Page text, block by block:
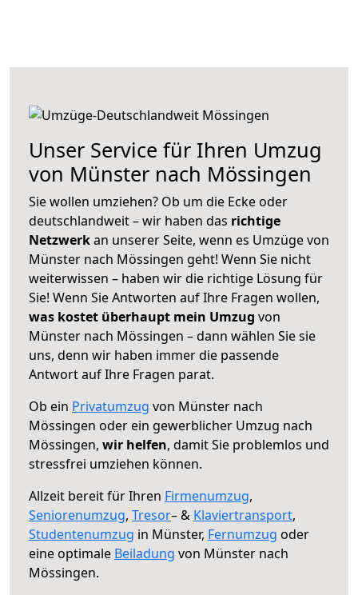
Unser Service für Ihren Umzug
von Münster nach Mössingen
Sie wollen umziehen? Ob um die Ecke oder
deutschlandweit – wir haben das richtige
Netzwerkan unserer Seite, wenn es Umzüge von
Münster nach Mössingen geht! Wenn Sie nicht
weiterwissen – haben wir die richtige Lösung für
Sie! Wenn Sie Antworten auf Ihre Fragen wollen,
was kostet überhaupt mein Umzug von
Münster nach Mössingen – dann wählen Sie sie
uns, denn wir haben immer die passende
Antwort auf Ihre Fragen parat.
Ob ein Privatumzug von Münster nach
Mössingen oder ein gewerblicher Umzug nach
Mössingen, wir helfen, damit Sie problemlos und
stressfrei umziehen können.
Allzeit bereit für Ihren Firmenumzug,
Seniorenumzug, Tresor– & Klaviertransport,
Studentenumzug in Münster, Fernumzug oder
eine optimale Beiladung von Münster nach
Mössingen.